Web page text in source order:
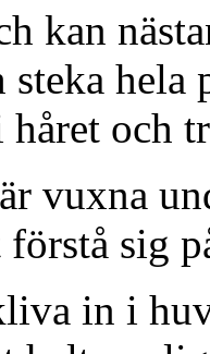
kan
steka hela
och
vuxna
förstå sig
in i